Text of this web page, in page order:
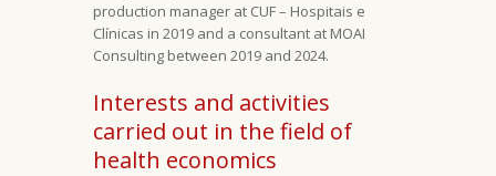
production manager at CUF – Hospitais e
Clínicas in 2019 and a consultant at MOAI
Consulting between 2019 and 2024.
Interests and activities
carried out in the field of ​​
health economics